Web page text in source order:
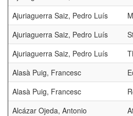
Ajuriaguerra Saiz, Pedro Luís
Ajuriaguerra Saiz, Pedro Luís
Ajuriaguerra Saiz, Pedro Luís
Alasà Puig, Francesc
Alasà Puig, Francesc
Alcázar Ojeda, Antonio